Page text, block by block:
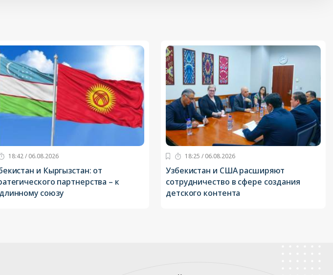
18:42 / 06.08.2026
и Кыргызстан: от
партнерства – к
союзу
18:25 / 06.08.2026
Узбекистан и США расширяют
сотрудничество в сфере создания
детского контента